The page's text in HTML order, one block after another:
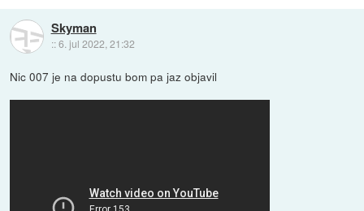
Skyman
::6. jul 2022, 21:32
Nic 007 je na dopustu bom pa jaz objavil